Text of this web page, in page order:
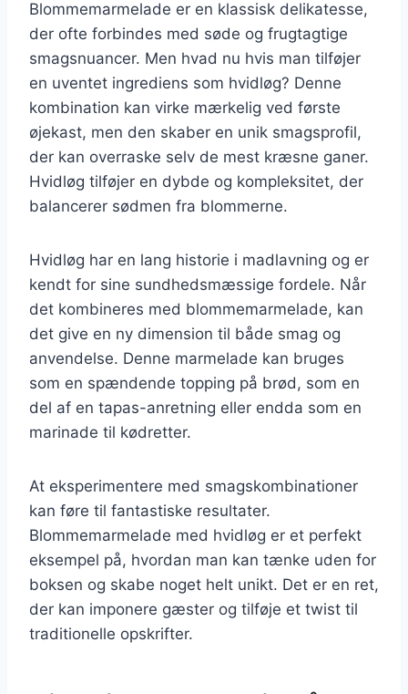
Blommemarmelade er en klassisk delikatesse,
der ofte forbindes med søde og frugtagtige
smagsnuancer. Men hvad nu hvis man tilføjer
en uventet ingrediens som hvidløg? Denne
kombination kan virke mærkelig ved første
øjekast, men den skaber en unik smagsprofil,
der kan overraske selv de mest kræsne ganer.
Hvidløg tilføjer en dybde og kompleksitet, der
balancerer sødmen fra blommerne.
Hvidløg har en lang historie i madlavning og er
kendt for sine sundhedsmæssige fordele. Når
det kombineres med blommemarmelade, kan
det give en ny dimension til både smag og
anvendelse. Denne marmelade kan bruges
som en spændende topping på brød, som en
del af en tapas-anretning eller endda som en
marinade til kødretter.
At eksperimentere med smagskombinationer
kan føre til fantastiske resultater.
Blommemarmelade med hvidløg er et perfekt
eksempel på, hvordan man kan tænke uden for
boksen og skabe noget helt unikt. Det er en ret,
der kan imponere gæster og tilføje et twist til
traditionelle opskrifter.